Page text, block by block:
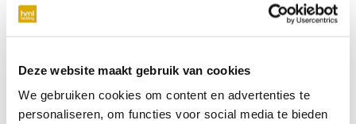
Deze website maakt gebruik van cookies
We gebruiken cookies om content en advertenties te
personaliseren, om functies voor social media te bieden
verplicht
niet verplicht